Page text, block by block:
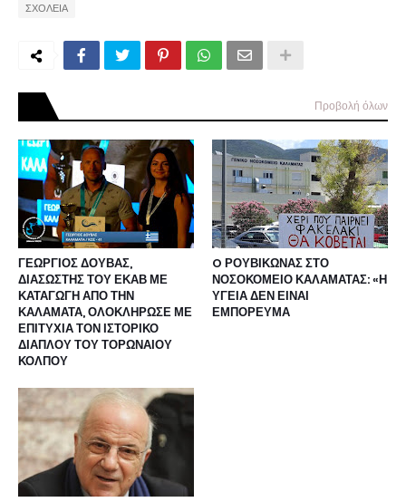
ΣΧΟΛΕΙΑ
Προβολή όλων
ΓΕΩΡΓΙΟΣ ΔΟΥΒΑΣ,
ΔΙΑΣΩΣΤΗΣ ΤΟΥ ΕΚΑΒ ΜΕ
ΚΑΤΑΓΩΓΗ ΑΠΟ ΤΗΝ
ΚΑΛΑΜΑΤΑ, ΟΛΟΚΛΗΡΩΣΕ ΜΕ
ΕΠΙΤΥΧΙΑ ΤΟΝ ΙΣΤΟΡΙΚΟ
ΔΙΑΠΛΟΥ ΤΟΥ ΤΟΡΩΝΑΙΟΥ
ΚΟΛΠΟΥ
O ΡΟΥΒΙΚΩΝΑΣ ΣΤΟ
ΝΟΣΟΚΟΜΕΙΟ ΚΑΛΑΜΑΤΑΣ: «Η
ΥΓΕΙΑ ΔΕΝ ΕΙΝΑΙ
ΕΜΠΟΡΕΥΜΑ